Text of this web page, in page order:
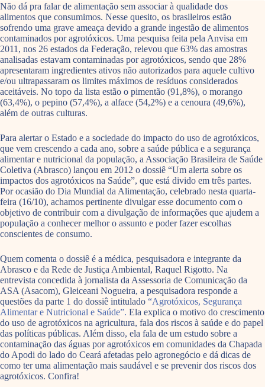
Não dá pra falar de alimentação sem associar à qualidade dos
alimentos que consumimos. Nesse quesito, os brasileiros estão
sofrendo uma grave ameaça devido a grande ingestão de alimentos
contaminados por agrotóxicos. Uma pesquisa feita pela Anvisa em
2011, nos 26 estados da Federação, relevou que 63% das amostras
analisadas estavam contaminadas por agrotóxicos, sendo que 28%
apresentaram ingredientes ativos não autorizados para aquele cultivo
e/ou ultrapassaram os limites máximos de resíduos considerados
aceitáveis. No topo da lista estão o pimentão (91,8%), o morango
(63,4%), o pepino (57,4%), a alface (54,2%) e a cenoura (49,6%),
além de outras culturas.
Para alertar o Estado e a sociedade do impacto do uso de agrotóxicos,
que vem crescendo a cada ano, sobre a saúde pública e a segurança
alimentar e nutricional da população, a Associação Brasileira de Saúde
Coletiva (Abrasco) lançou em 2012 o dossiê “Um alerta sobre os
impactos dos agrotóxicos na Saúde”, que está divido em três partes.
Por ocasião do Dia Mundial da Alimentação, celebrado nesta quarta-
feira (16/10), achamos pertinente divulgar esse documento com o
objetivo de contribuir com a divulgação de informações que ajudem a
população a conhecer melhor o assunto e poder fazer escolhas
conscientes de consumo.
Quem comenta o dossiê é a médica, pesquisadora e integrante da
Abrasco e da Rede de Justiça Ambiental, Raquel Rigotto. Na
entrevista concedida à jornalista da Assessoria de Comunicação da
ASA (Asacom), Gleiceani Nogueira, a pesquisadora responde a
questões da parte 1 do dossiê intitulado “Agrotóxicos, Segurança
Alimentar e Nutricional e Saúde”. Ela explica o motivo do crescimento
do uso de agrotóxicos na agricultura, fala dos riscos à saúde e do papel
das políticas públicas. Além disso, ela fala de um estudo sobre a
contaminação das águas por agrotóxicos em comunidades da Chapada
do Apodi do lado do Ceará afetadas pelo agronegócio e dá dicas de
como ter uma alimentação mais saudável e se prevenir dos riscos dos
agrotóxicos. Confira!